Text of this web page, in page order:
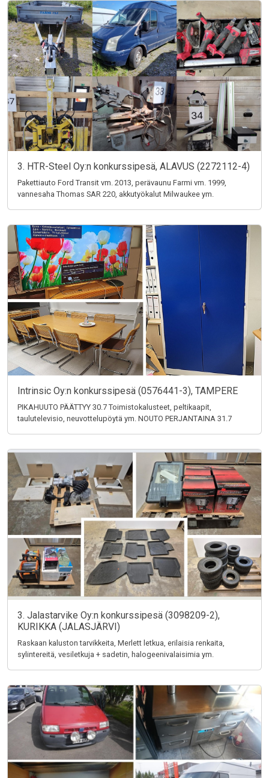
3. HTR-Steel Oy:n konkurssipesä, ALAVUS (2272112-4)
Pakettiauto Ford Transit vm. 2013, perävaunu Farmi vm. 1999,
vannesaha Thomas SAR 220, akkutyökalut Milwaukee ym.
Intrinsic Oy:n konkurssipesä (0576441-3), TAMPERE
PIKAHUUTO PÄÄTTYY 30.7 Toimistokalusteet, peltikaapit,
taulutelevisio, neuvottelupöytä ym. NOUTO PERJANTAINA 31.7
3. Jalastarvike Oy:n konkurssipesä (3098209-2),
KURIKKA (JALASJÄRVI)
Raskaan kaluston tarvikkeita, Merlett letkua, erilaisia renkaita,
sylintereitä, vesiletkuja + sadetin, halogeenivalaisimia ym.